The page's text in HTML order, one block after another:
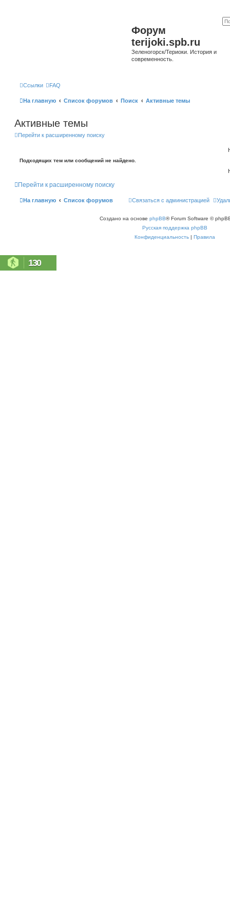
Форум
terijoki.spb.ru
Зеленогорск/Териоки. История и
современность.
Ссылки FAQ
На главную Список форумов Поиск Активные темы
Активные темы
Перейти к расширенному поиску
Подходящих тем или сообщений не найдено.
Перейти к расширенному поиску
На главную Список форумов Связаться с администрацией
Создано на основе phpBB® Forum Software ©
Русская поддержка phpBB
Конфиденциальность | Правила
130